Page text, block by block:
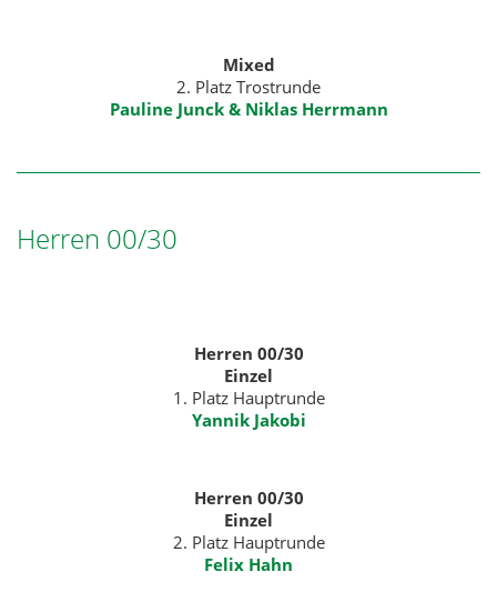
Mixed
2. Platz Trostrunde
Pauline Junck & Niklas Herrmann
Herren 00/30
Herren 00/30
Einzel
1. Platz Hauptrunde
Yannik Jakobi
Herren 00/30
Einzel
2. Platz Hauptrunde
Felix Hahn